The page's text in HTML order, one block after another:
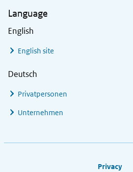
Language
English
English site
Deutsch
Privatpersonen
Unternehmen
Privacy